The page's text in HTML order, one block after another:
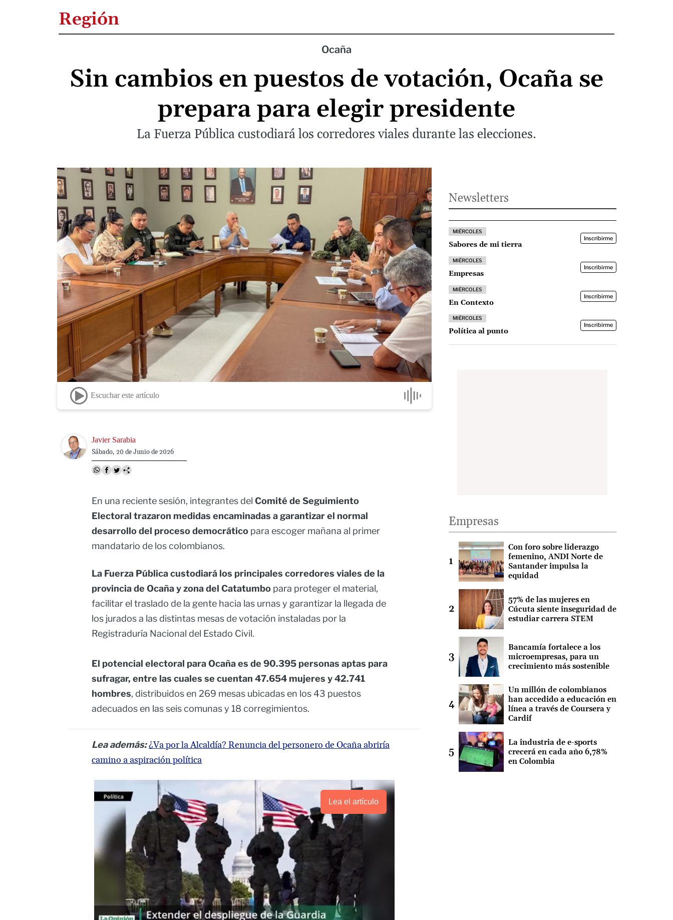
Región
Ocaña
Sin cambios en puestos de votación, Ocaña se
prepara para elegir presidente
La Fuerza Pública custodiará los corredores viales durante las elecciones.
Escuchar este artículo
Image Javier Sarabia
Sábado, 20 de Junio de 2026
En una reciente sesión, integrantes del Comité de Seguimiento
Electoral trazaron medidas encaminadas a garantizar el normal
desarrollo del proceso democrático para escoger mañana al primer
mandatario de los colombianos.
La Fuerza Pública custodiará los principales corredores viales de la
provincia de Ocaña y zona del Catatumbo para proteger el material,
facilitar el traslado de la gente hacia las urnas y garantizar la llegada de
los jurados a las distintas mesas de votación instaladas por la
Registraduría Nacional del Estado Civil.
El potencial electoral para Ocaña es de 90.395 personas aptas para
sufragar, entre las cuales se cuentan 47.654 mujeres y 42.741
hombres, distribuidos en 269 mesas ubicadas en los 43 puestos
adecuados en las seis comunas y 18 corregimientos.
Lea además:¿Va por la Alcaldía? Renuncia del personero de Ocaña abriría
camino a aspiración política
Lea el artículo
Newsletters
MIÉRCOLES
Sabores de mi tierra
Inscribirme
MIÉRCOLES
Empresas
Inscribirme
MIÉRCOLES
En Contexto
Inscribirme
MIÉRCOLES
Política al punto
Inscribirme
Empresas
Con foro sobre liderazgo
femenino, ANDI Norte de
Santander impulsa la
equidad
57% de las mujeres en
Cúcuta siente inseguridad de
estudiar carrera STEM
Bancamía fortalece a los
microempresas, para un
crecimiento más sostenible
Un millón de colombianos
han accedido a educación en
línea a través de Coursera y
Cardif
La industria de e-sports
crecerá en cada año 6,78%
en Colombia